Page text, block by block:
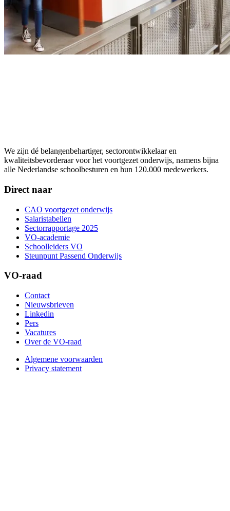
We zijn dé belangenbehartiger, sectorontwikkelaar en
kwaliteitsbevorderaar voor het voortgezet onderwijs, namens bijna
alle Nederlandse schoolbesturen en hun 120.000 medewerkers.
Direct naar
CAO voortgezet onderwijs
Salaristabellen
Sectorrapportage 2025
VO-academie
Schoolleiders VO
Steunpunt Passend Onderwijs
VO-raad
Contact
Nieuwsbrieven
Linkedin
Pers
Vacatures
Over de VO-raad
Algemene voorwaarden
Privacy statement